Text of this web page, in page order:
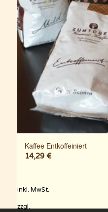
Kaffee Entkoffeiniert
14,29 €
inkl. MwSt.
zzgl.